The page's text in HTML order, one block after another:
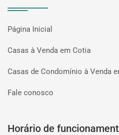
Página Inicial
Casas à Venda em Cotia
Casas de Condomínio à Venda
Fale conosco
Horário de